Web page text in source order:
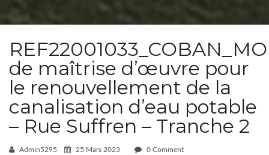
de maîtrise d’œuvre pour
le renouvellement de la
canalisation d’eau potable
– Rue Suffren – Tranche 2
Admin5295 25 Mars 2023
0 Comment